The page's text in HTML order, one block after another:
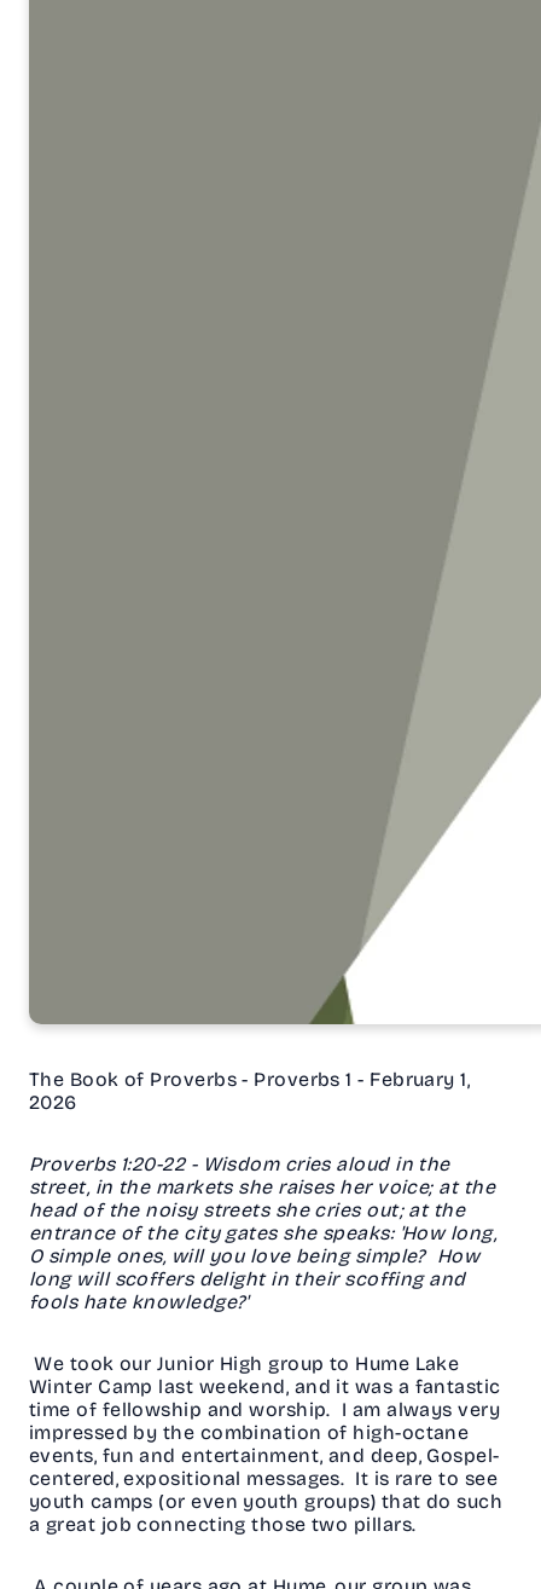
The Book of Proverbs - Proverbs 1 - February 1,
2026
Proverbs 1:20-22 - Wisdom cries aloud in the
street, in the markets she raises her voice; at the
head of the noisy streets she cries out; at the
entrance of the city gates she speaks: 'How long,
O simple ones, will you love being simple? How
long will scoffers delight in their scoffing and
fools hate knowledge?'
We took our Junior High group to Hume Lake
Winter Camp last weekend, and it was a fantastic
time of fellowship and worship. I am always very
impressed by the combination of high-octane
events, fun and entertainment, and deep, Gospel-
centered, expositional messages. It is rare to see
youth camps (or even youth groups) that do such
a great job connecting those two pillars.